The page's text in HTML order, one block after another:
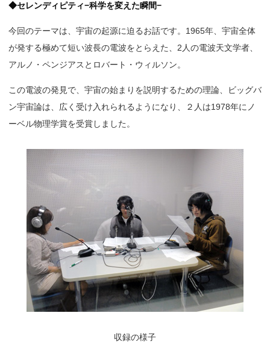
◆セレンディピティ−科学を変えた瞬間−
今回のテーマは、宇宙の起源に迫るお話です。1965年、宇宙全体
が発する極めて短い波長の電波をとらえた、2人の電波天文学者、
アルノ・ペンジアスとロバート・ウィルソン。
この電波の発見で、宇宙の始まりを説明するための理論、ビッグバ
ン宇宙論は、広く受け入れられるようになり、２人は1978年にノ
ーベル物理学賞を受賞しました。
収録の様子